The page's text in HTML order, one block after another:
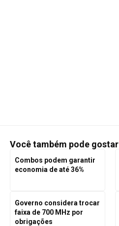
Você também pode gostar
Combos podem garantir
economia de até 36%
Governo considera trocar
faixa de 700 MHz por
obrigações